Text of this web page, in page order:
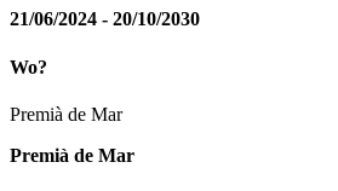
21/06/2024 - 20/10/2030
Wo?
Premià de Mar
Premià de Mar